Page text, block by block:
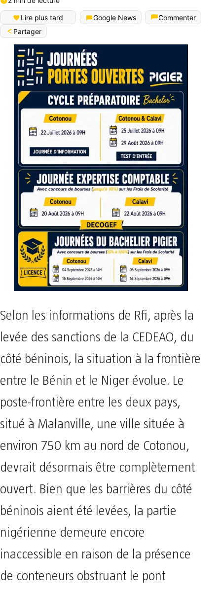
Lire plus tard Google News
Commenter
Partager
Selon les informations de Rfi, après la
levée des sanctions de la CEDEAO, du
côté béninois, la situation à la frontière
entre le Bénin et le Niger évolue. Le
poste-frontière entre les deux pays,
situé à Malanville, une ville située à
environ 750 km au nord de Cotonou,
devrait désormais être complètement
ouvert. Bien que les barrières du côté
béninois aient été levées, la partie
nigérienne demeure encore
inaccessible en raison de la présence
de conteneurs obstruant le pont